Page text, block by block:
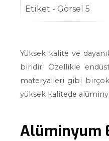
Yüksek kalite ve
biridir. Özellikle
materyalleri gibi
yüksek kalitede
Alüminyum